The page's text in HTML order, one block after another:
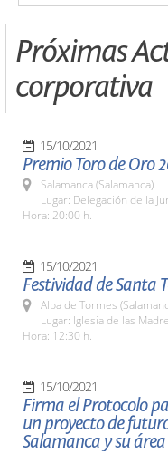
Próximas
corporativa
15/10/2021
Premio Toro de Oro
Salamanca (Salamanca)
Lugar: Delegación de la
Hora: 20:00 h.
15/10/2021
Festividad de Santa
Alba de Tormes
Lugar: Iglesia de las
Hora: 12:30 h.
15/10/2021
Firma el Protocolo
un proyecto de
Salamanca y su